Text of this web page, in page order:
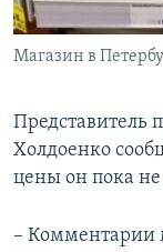
Магазин в
Представитель
Холдоенко
цены он пока
– Комментарии